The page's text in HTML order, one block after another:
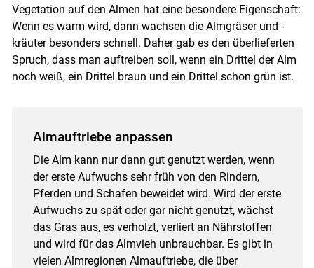
Skip to main content
Vegetation auf den Almen hat eine besondere Eigenschaft:
Wenn es warm wird, dann wachsen die Almgräser und -
kräuter besonders schnell. Daher gab es den überlieferten
Spruch, dass man auftreiben soll, wenn ein Drittel der Alm
noch weiß, ein Drittel braun und ein Drittel schon grün ist.
Almauftriebe anpassen
Die Alm kann nur dann gut genutzt werden, wenn
der erste Aufwuchs sehr früh von den Rindern,
Pferden und Schafen beweidet wird. Wird der erste
Aufwuchs zu spät oder gar nicht genutzt, wächst
das Gras aus, es verholzt, verliert an Nährstoffen
und wird für das Almvieh unbrauchbar. Es gibt in
vielen Almregionen Almauftriebe, die über